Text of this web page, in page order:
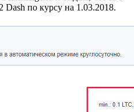
Dash по курсу на 1.03.2018.